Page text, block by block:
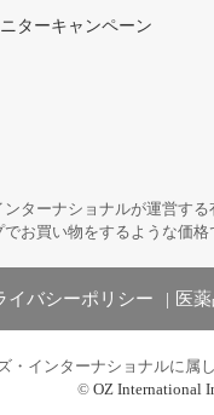
ターキャンペーン
ターナショナルが運営す
お買い物をするような価
イバシーポリシー 医
・インターナショナルに属
© OZ International